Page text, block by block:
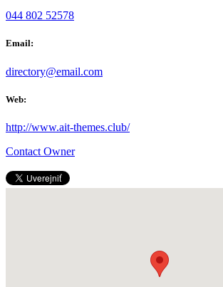
044 802 52578
Email:
directory@email.com
Web:
http://www.ait-themes.club/
Contact Owner